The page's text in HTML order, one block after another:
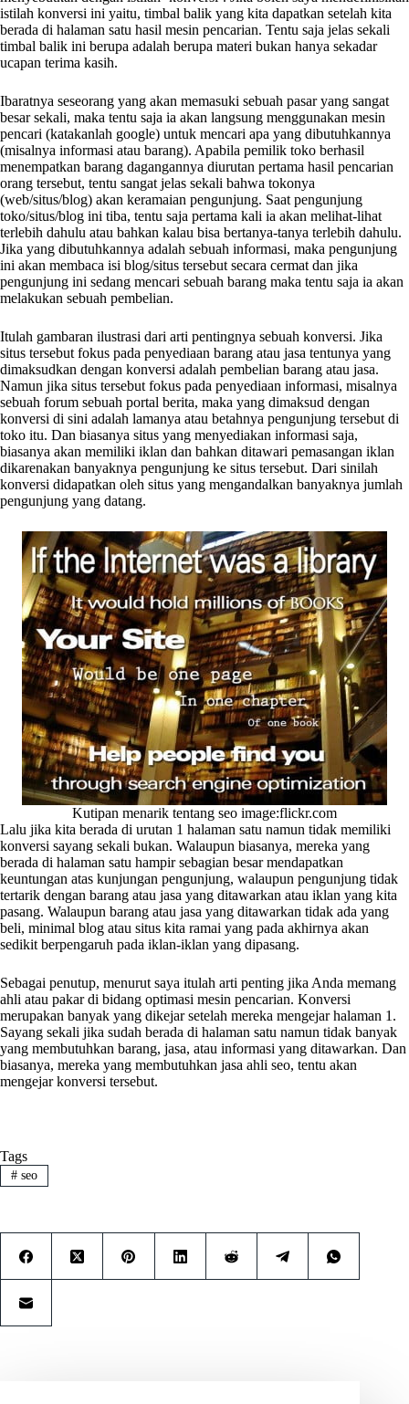
istilah konversi ini yaitu, timbal balik yang kita dapatkan setelah kita
berada di halaman satu hasil mesin pencarian. Tentu saja jelas sekali
timbal balik ini berupa adalah berupa materi bukan hanya sekadar
ucapan terima kasih.
Ibaratnya seseorang yang akan memasuki sebuah pasar yang sangat
besar sekali, maka tentu saja ia akan langsung menggunakan mesin
pencari (katakanlah google) untuk mencari apa yang dibutuhkannya
(misalnya informasi atau barang). Apabila pemilik toko berhasil
menempatkan barang dagangannya diurutan pertama hasil pencarian
orang tersebut, tentu sangat jelas sekali bahwa tokonya
(web/situs/blog) akan keramaian pengunjung. Saat pengunjung
toko/situs/blog ini tiba, tentu saja pertama kali ia akan melihat-lihat
terlebih dahulu atau bahkan kalau bisa bertanya-tanya terlebih dahulu.
Jika yang dibutuhkannya adalah sebuah informasi, maka pengunjung
ini akan membaca isi blog/situs tersebut secara cermat dan jika
pengunjung ini sedang mencari sebuah barang maka tentu saja ia akan
melakukan sebuah pembelian.
Itulah gambaran ilustrasi dari arti pentingnya sebuah konversi. Jika
situs tersebut fokus pada penyediaan barang atau jasa tentunya yang
dimaksudkan dengan konversi adalah pembelian barang atau jasa.
Namun jika situs tersebut fokus pada penyediaan informasi, misalnya
sebuah forum sebuah portal berita, maka yang dimaksud dengan
konversi di sini adalah lamanya atau betahnya pengunjung tersebut di
toko itu. Dan biasanya situs yang menyediakan informasi saja,
biasanya akan memiliki iklan dan bahkan ditawari pemasangan iklan
dikarenakan banyaknya pengunjung ke situs tersebut. Dari sinilah
konversi didapatkan oleh situs yang mengandalkan banyaknya jumlah
pengunjung yang datang.
Kutipan menarik tentang seo image:flickr.com
Lalu jika kita berada di urutan 1 halaman satu namun tidak memiliki
konversi sayang sekali bukan. Walaupun biasanya, mereka yang
berada di halaman satu hampir sebagian besar mendapatkan
keuntungan atas kunjungan pengunjung, walaupun pengunjung tidak
tertarik dengan barang atau jasa yang ditawarkan atau iklan yang kita
pasang. Walaupun barang atau jasa yang ditawarkan tidak ada yang
beli, minimal blog atau situs kita ramai yang pada akhirnya akan
sedikit berpengaruh pada iklan-iklan yang dipasang.
Sebagai penutup, menurut saya itulah arti penting jika Anda memang
ahli atau pakar di bidang optimasi mesin pencarian. Konversi
merupakan banyak yang dikejar setelah mereka mengejar halaman 1.
Sayang sekali jika sudah berada di halaman satu namun tidak banyak
yang membutuhkan barang, jasa, atau informasi yang ditawarkan. Dan
biasanya, mereka yang membutuhkan jasa ahli seo, tentu akan
mengejar konversi tersebut.
Tags
#seo